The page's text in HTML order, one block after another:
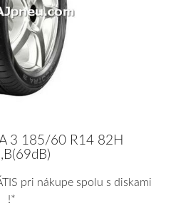
3 185/60 R14 82H
pri nákupe spolu s diskami
!*